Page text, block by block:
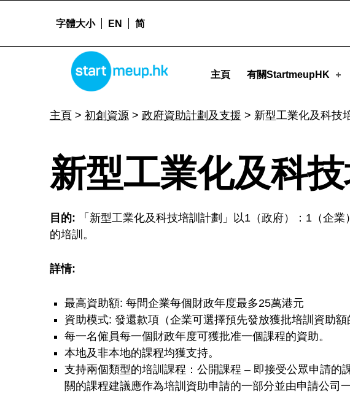
STARTMEUPHK
主頁 有關StartmeupHK
字體大小 EN 简
主頁> 初創資源> 政府資助計劃及支援 > 新型工業化及科技
新
型
工
業
化
及
科
新型工業化及科
目的: 「新型工業化及科技培訓計劃」以1（政府）：1（企
的培訓。
詳情:
最高資助額: 每間企業每個財政年度最多25萬港元
資助模式: 發還款項（企業可選擇預先發放獲批培訓資助額
每一名僱員每一個財政年度可獲批准一個課程的資助。
本地及非本地的課程均獲支持。
支持兩個類型的培訓課程：公開課程 – 即接受公眾申請
關的課程建議應作為培訓資助申請的一部分並由申請公司一